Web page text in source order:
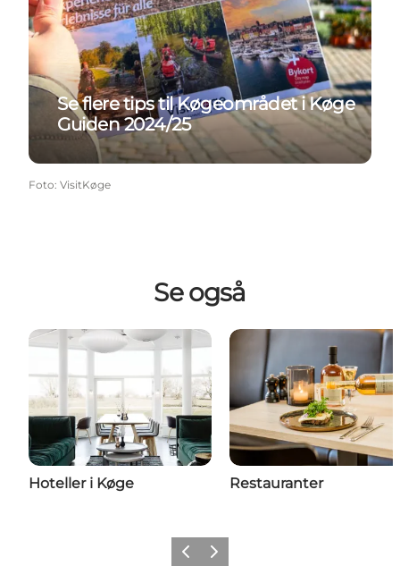
Se flere tips til Køgeområdet i Køge
Guiden 2024/25
Foto: VisitKøge
Se også
Hoteller i Køge Restauranter
Forrige billede
Næste billede